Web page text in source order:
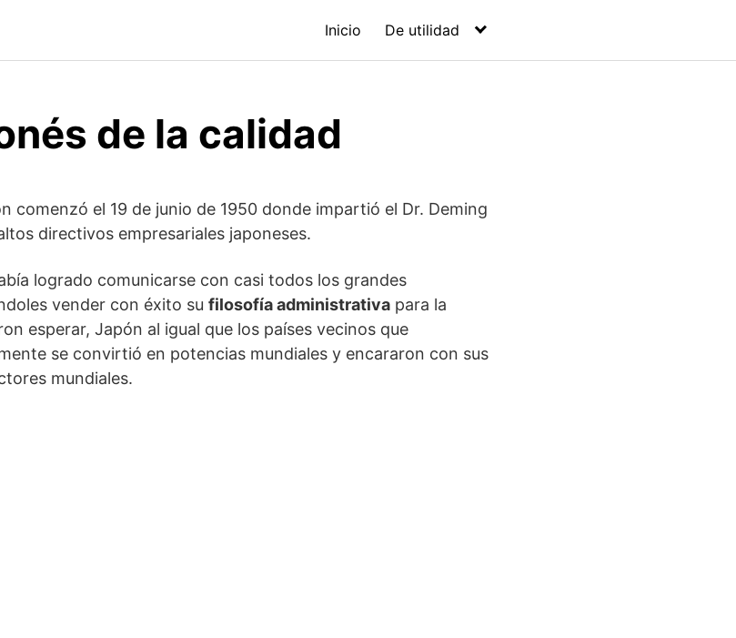
Inicio De utilidad
de la calidad
comenzó el 19 de junio de 1950 donde impartió el Dr. Deming
directivos empresariales japoneses.
logrado comunicarse con casi todos los grandes
vender con éxito su filosofía administrativa para la
esperar, Japón al igual que los países vecinos que
se convirtió en potencias mundiales y encararon con sus
mundiales.